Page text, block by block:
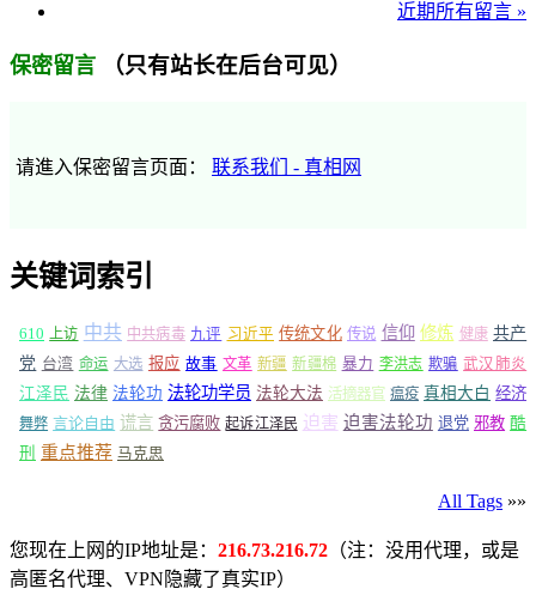
近期所有留言 »
保密留言 （只有站长在后台可见）
请進入保密留言页面： 联系我们 - 真相网
关键词索引
610 上访 中共 中共病毒 九评 习近平 传统文化 传说 信仰 修炼 健康 共产
党 台湾 命运 大选 报应 故事 文革 新疆 新疆棉 暴力 李洪志 欺骗 武汉肺炎
江泽民 法律 法轮功 法轮功学员 法轮大法 活摘器官 瘟疫 真相大白 经济
舞弊 言论自由 谎言 贪污腐败 起诉江泽民 迫害 迫害法轮功 退党 邪教 酷
刑 重点推荐 马克思
All Tags »»
您现在上网的IP地址是： 216.73.216.72 （注：没用代理，或是
高匿名代理、VPN隐藏了真实IP）